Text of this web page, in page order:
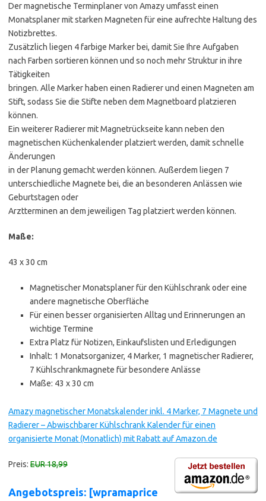
Der magnetische Terminplaner von Amazy umfasst einen
Monatsplaner mit starken Magneten für eine aufrechte Haltung des
Notizbrettes.
Zusätzlich liegen 4 farbige Marker bei, damit Sie Ihre Aufgaben
nach Farben sortieren können und so noch mehr Struktur in ihre
Tätigkeiten
bringen. Alle Marker haben einen Radierer und einen Magneten am
Stift, sodass Sie die Stifte neben dem Magnetboard platzieren
können.
Ein weiterer Radierer mit Magnetrückseite kann neben den
magnetischen Küchenkalender platziert werden, damit schnelle
Änderungen
in der Planung gemacht werden können. Außerdem liegen 7
unterschiedliche Magnete bei, die an besonderen Anlässen wie
Geburtstagen oder
Arztterminen an dem jeweiligen Tag platziert werden können.
Maße:
43 x 30 cm
Magnetischer Monatsplaner für den Kühlschrank oder eine
andere magnetische Oberfläche
Für einen besser organisierten Alltag und Erinnerungen an
wichtige Termine
Extra Platz für Notizen, Einkaufslisten und Erledigungen
Inhalt: 1 Monatsorganizer, 4 Marker, 1 magnetischer Radierer,
7 Kühlschrankmagnete für besondere Anlässe
Maße: 43 x 30 cm
Amazy magnetischer Monatskalender inkl. 4 Marker, 7 Magnete und
Radierer – Abwischbarer Kühlschrank Kalender für einen
organisierte Monat (Monatlich) mit Rabatt auf Amazon.de
Preis: EUR 18,99
Angebotspreis: [wpramaprice